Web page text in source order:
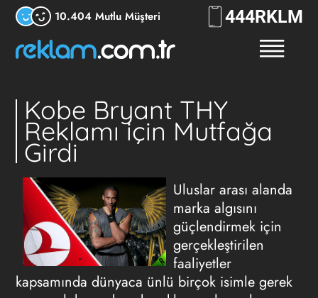
10.404 Mutlu Müşteri 444RKLM
Kobe Bryant THY
Reklamı için Mutfağa
Girdi
Uluslar arası alanda
marka algısını
güçlendirmek için
gerçekleştirilen
faaliyetler
kapsamında dünyaca ünlü birçok isimle gerek